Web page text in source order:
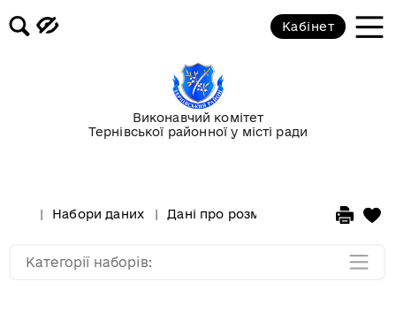
Виконавчий комітет
Тернівської районної у місті ради
Кабінет
Набори даних Дані про розміщення
Категорії наборів: